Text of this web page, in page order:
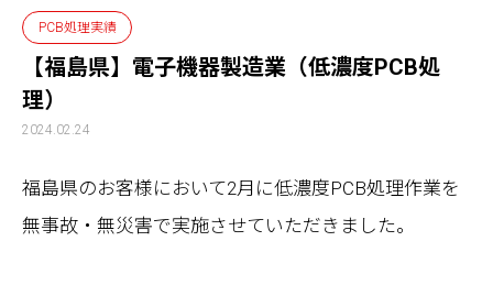
PCB処理実績
【福島県】電子機器製造業（低濃度PCB処
理）
2024.02.24
福島県のお客様において2月に低濃度PCB処理作業を
無事故・無災害で実施させていただきました。